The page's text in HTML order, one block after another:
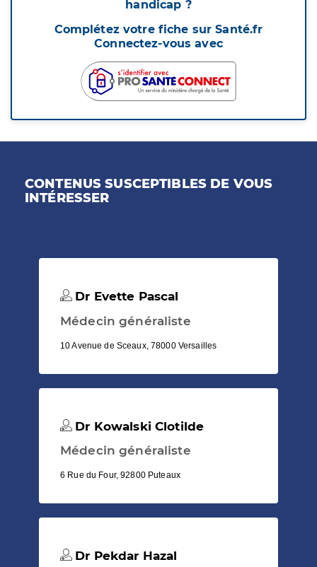
handicap ?
Complétez votre fiche sur Santé.fr
Connectez-vous avec
CONTENUS SUSCEPTIBLES DE VOUS
INTÉRESSER
Dr Evette Pascal
Médecin généraliste
10 Avenue de Sceaux, 78000 Versailles
Dr Kowalski Clotilde
Médecin généraliste
6 Rue du Four, 92800 Puteaux
Dr Pekdar Hazal